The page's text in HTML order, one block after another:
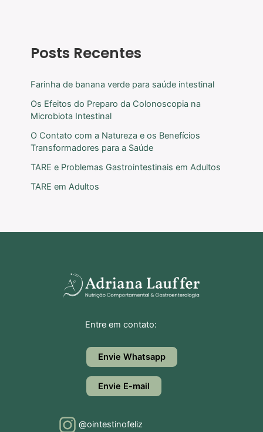
Posts Recentes
Farinha de banana verde para saúde intestinal
Os Efeitos do Preparo da Colonoscopia na
Microbiota Intestinal
O Contato com a Natureza e os Benefícios
Transformadores para a Saúde
TARE e Problemas Gastrointestinais em Adultos
TARE em Adultos
Entre em contato:
Envie Whatsapp
Envie E-mail
@ointestinofeliz